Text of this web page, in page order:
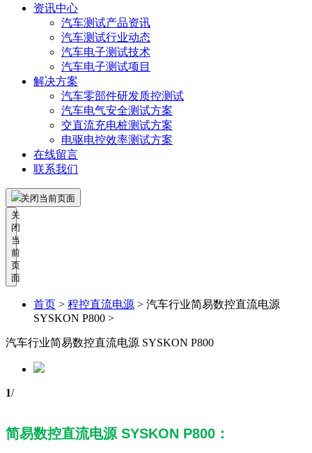
资讯中心
汽车测试产品资讯
汽车测试行业动态
汽车电子测试技术
汽车电子测试项目
解决方案
汽车零部件研发质控测试
汽车电气安全测试方案
交直流充电桩测试方案
电驱电控效率测试方案
在线留言
联系我们
关闭当前页面
关
闭
当
前
页
面
首页 > 程控直流电源 > 汽车行业简易数控直流电源
SYSKON P800 >
汽车行业简易数控直流电源 SYSKON P800
1/
简易数控直流电源 SYSKON P800：